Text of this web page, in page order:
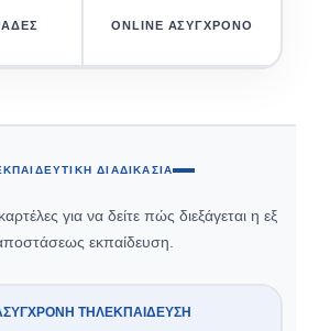
ONLINE ΑΣΎΓΧΡΟΝΟ
ΔΙΑΔΙΚΑΣΊΑ
για να δείτε πώς διεξάγεται η εξ
εκπαίδευση.
ΤΗΛΕΚΠΑΊΔΕΥΣΗ